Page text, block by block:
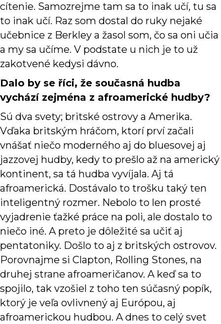
cítenie. Samozrejme tam sa to inak učí, tu sa
to inak učí. Raz som dostal do ruky nejaké
učebnice z Berkley a žasol som, čo sa oni učia
a my sa učíme. V podstate u nich je to už
zakotvené kedysi dávno.
Dalo by se říci, že současná hudba
vychází zejména z afroamerické hudby?
Sú dva svety; britské ostrovy a Amerika.
Vďaka britským hráčom, ktorí prví začali
vnášať niečo moderného aj do bluesovej aj
jazzovej hudby, kedy to prešlo až na americký
kontinent, sa tá hudba vyvíjala. Aj tá
afroamerická. Dostávalo to trošku taký ten
inteligentný rozmer. Nebolo to len prosté
vyjadrenie ťažké práce na poli, ale dostalo to
niečo iné. A preto je dôležité sa učiť aj
pentatoniky. Došlo to aj z britských ostrovov.
Porovnajme si Clapton, Rolling Stones, na
druhej strane afroameričanov. A keď sa to
spojilo, tak vzošiel z toho ten súčasný popík,
ktorý je veľa ovlivnený aj Európou, aj
afroamerickou hudbou. A dnes to celý svet